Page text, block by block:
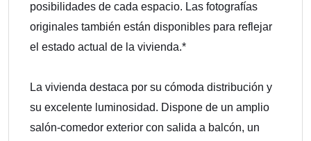
posibilidades de cada espacio. Las fotografías
originales también están disponibles para reflejar
el estado actual de la vivienda.*
La vivienda destaca por su cómoda distribución y
su excelente luminosidad. Dispone de un amplio
salón-comedor exterior con salida a balcón, un